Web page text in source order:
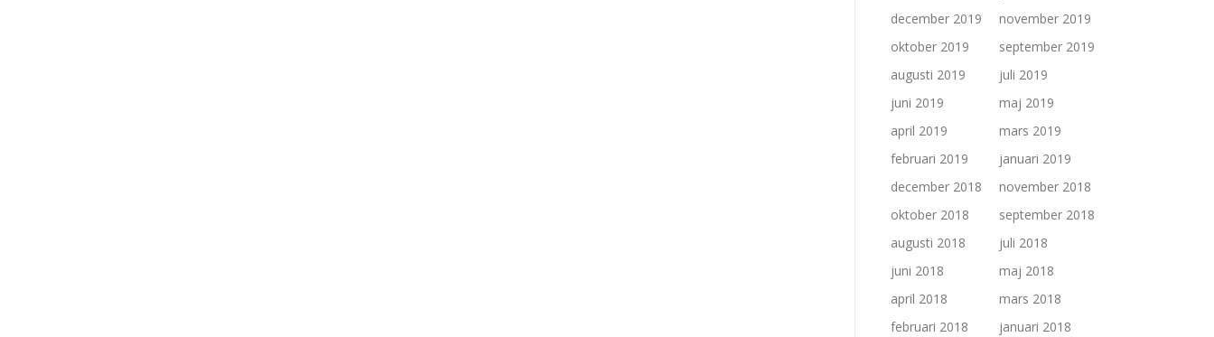
december 2019
november 2019
oktober 2019
september 2019
augusti 2019
juli 2019
juni 2019
maj 2019
april 2019
mars 2019
februari 2019
januari 2019
december 2018
november 2018
oktober 2018
september 2018
augusti 2018
juli 2018
juni 2018
maj 2018
april 2018
mars 2018
februari 2018
januari 2018